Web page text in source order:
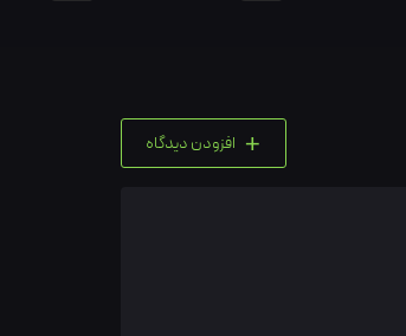
+ افزودن دیدگاه